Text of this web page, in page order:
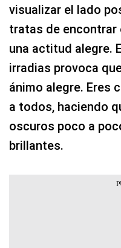
visualizar el lado
tratas de encontrar
una actitud alegre.
irradias provoca
ánimo alegre. Eres
a todos, haciendo
oscuros poco a
brillantes.